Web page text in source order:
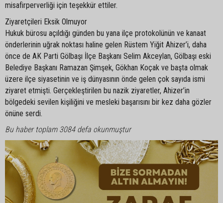
misafirperverliği için teşekkür ettiler.
Ziyaretçileri Eksik Olmuyor
Hukuk bürosu açıldığı günden bu yana ilçe protokolünün ve kanaat
önderlerinin uğrak noktası haline gelen Rüstem Yiğit Ahizer’i, daha
önce de AK Parti Gölbaşı İlçe Başkanı Selim Akceylan, Gölbaşı eski
Belediye Başkanı Ramazan Şimşek, Gökhan Koçak ve başta olmak
üzere ilçe siyasetinin ve iş dünyasının önde gelen çok sayıda ismi
ziyaret etmişti. Gerçekleştirilen bu nazik ziyaretler, Ahizer’in
bölgedeki sevilen kişiliğini ve mesleki başarısını bir kez daha gözler
önüne serdi.
Bu haber toplam 3084 defa okunmuştur